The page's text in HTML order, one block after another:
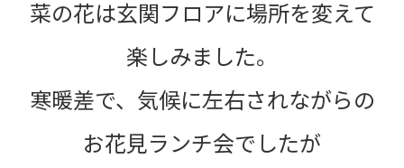
菜の花は玄関フロアに場所を変えて
楽しみました。
寒暖差で、気候に左右されながらの
お花見ランチ会でしたが